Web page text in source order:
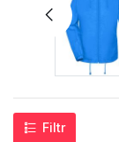
Filtr